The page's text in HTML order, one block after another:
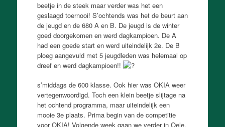
beetje in de steek maar verder was het een
geslaagd toernooi! S’ochtends was het de beurt aan
de jeugd en de 680 A en B. De jeugd is de winter
goed doorgekomen en werd dagkampioen. De A
had een goede start en werd uiteindelijk 2e. De B
ploeg aangevuld met 5 jeugdleden was helemaal op
dreef en werd dagkampioen!!
s’middags de 600 klasse. Ook hier was OKIA weer
vertegenwoordigd. Toch een klein beetje slijtage na
het ochtend programma, maar uiteindelijk een
mooie 3e plaats. Prima begin van de competitie
voor OKIA! Volgende week gaan we verder in Oele.